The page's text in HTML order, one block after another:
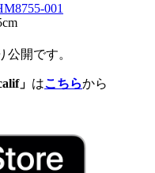
001
開です。
」 はこちらから